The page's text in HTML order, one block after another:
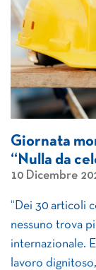
Giornata
“Nulla da
10 Dicembre
“Dei 30 articoli
nessuno trova
internazionale.
lavoro